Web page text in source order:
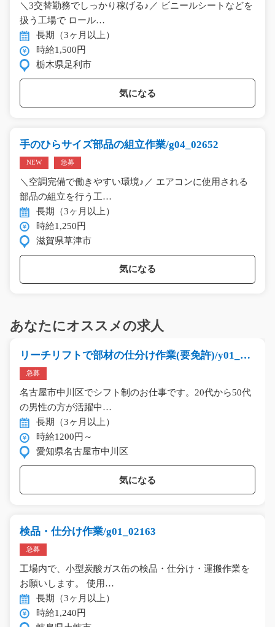
＼3交替勤務でしっかり稼げる♪／ ビニールシートなどを
扱う工場で ロール…
長期（3ヶ月以上）
時給1,500円
栃木県足利市
気になる
手のひらサイズ部品の組立作業/g04_02652
NEW 急募
＼空調完備で働きやすい環境♪／ エアコンに使用される
部品の組立を行う工…
長期（3ヶ月以上）
時給1,250円
滋賀県草津市
気になる
あなたにオススメの求人
リーチリフトで部材の仕分け作業(要免許)/y01_00
057
急募
名古屋市中川区でシフト制のお仕事です。20代から50代
の男性の方が活躍中…
長期（3ヶ月以上）
時給1200円～
愛知県名古屋市中川区
気になる
検品・仕分け作業/g01_02163
急募
工場内で、小型炭酸ガス缶の検品・仕分け・運搬作業を
お願いします。 使用…
長期（3ヶ月以上）
時給1,240円